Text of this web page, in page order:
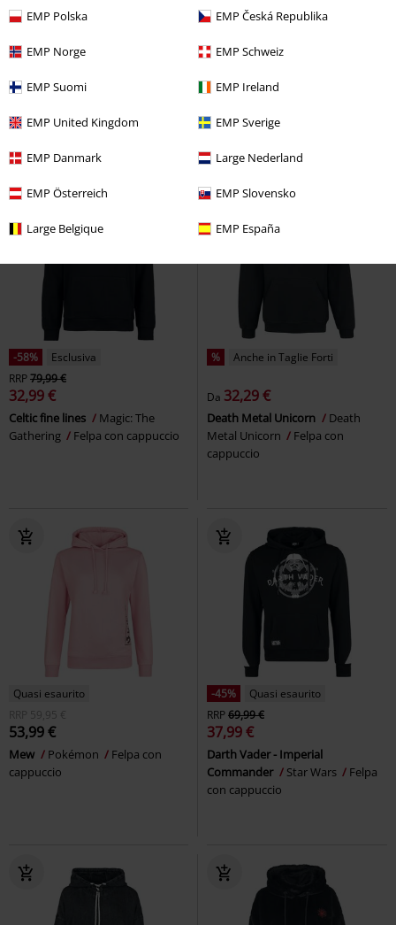
EMP Polska EMP Česká Republika
EMP Norge EMP Schweiz
EMP Suomi EMP Ireland
EMP United Kingdom EMP Sverige
EMP Danmark Large Nederland
EMP Österreich EMP Slovensko
Large Belgique EMP España
-64%
Esclusiva
RRP
Da 21,59 €
Cult - Blood
Game Of Thrones
Felpa con cappuccio
% Dettagli in metallo
39,19 €
Punk Personalised Hoodie
Rave
-58%
Esclusiva
RRP79,99 €
32,99 €
Celtic fine lines
Magic: The
Gathering
Felpa con cappuccio
% Anche in Taglie Forti
Da 32,29 €
Death Metal Unicorn
Death
Metal Unicorn
Felpa con
cappuccio
Quasi esaurito
RRP
59,95 €
53,99 €
Mew Pokémon
Felpa con
cappuccio
-45%
Quasi esaurito
RRP69,99 €
37,99 €
Darth Vader - Imperial
Commander
Star Wars
Felpa
con cappuccio